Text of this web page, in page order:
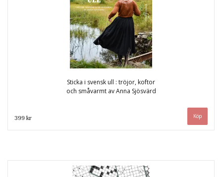
Sticka i svensk ull : tröjor, koftor
och småvarmt av Anna Sjösvärd
399 kr